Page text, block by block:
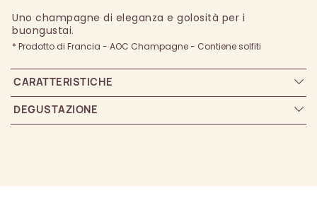
Uno champagne di eleganza e golosità per i
buongustai.
* Prodotto di Francia - AOC Champagne - Contiene solfiti
CARATTERISTICHE
DEGUSTAZIONE